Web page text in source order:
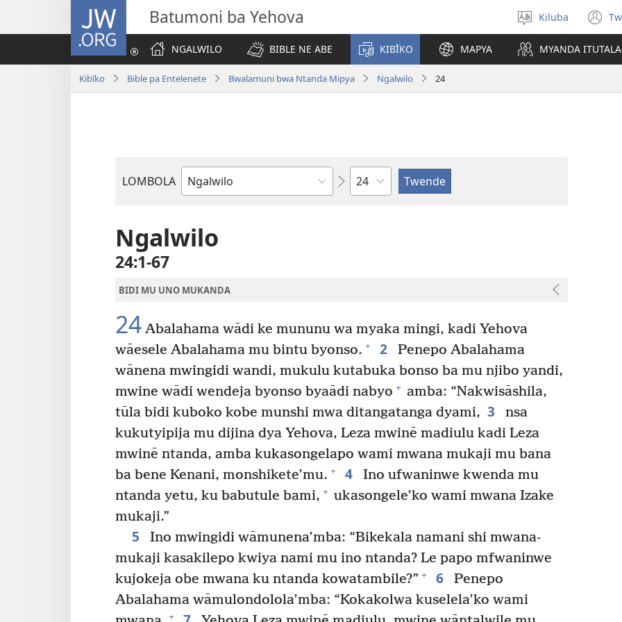
JW.ORG Batumoni ba Yehova
Tonga
Ludimi
Kiluba
NGALWILO
BIBLE NE ABE KIBĪKO MAPYA MYANDA ITUTALA
Kibīko Bible pa Entelenete Bwalamuni bwa Ntanda Mipya Ngalwilo 24
LOMBOLA
Mukanda
mu
Bible
Shapita
Ngalwilo
24:1-67
BIDI MU UNO MUKANDA
24 Abalahama wādi ke mununu wa myaka mingi, kadi Yehova
wāesele Abalahama mu bintu byonso. + 2
Penepo Abalahama
wānena mwingidi wandi, mukulu kutabuka bonso ba mu njibo yandi,
mwine wādi wendeja byonso byaādi nabyo + amba: “Nakwisāshila,
tūla bidi kuboko kobe munshi mwa ditangatanga dyami, 3
nsa
kukutyipija mu dijina dya Yehova, Leza mwinē madiulu kadi Leza
mwinē ntanda, amba kukasongelapo wami mwana mukaji mu bana
ba bene Kenani, monshikete’mu. + 4
Ino ufwaninwe kwenda mu
ntanda yetu, ku babutule bami, + ukasongele’ko wami mwana Izake
mukaji.”
5
Ino mwingidi wāmunena’mba: “Bikekala namani shi mwana-
mukaji kasakilepo kwiya nami mu ino ntanda? Le papo mfwaninwe
kujokeja obe mwana ku ntanda kowatambile?” + 6
Penepo
Abalahama wāmulondolola’mba: “Kokakolwa kuselela’ko wami
+